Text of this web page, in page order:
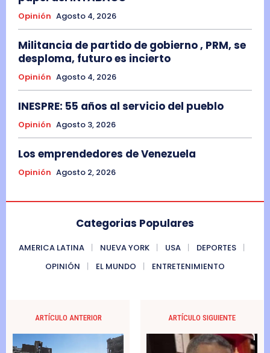
Opinión Agosto 4, 2026
Militancia de partido de gobierno , PRM, se
desploma, futuro es incierto
Opinión Agosto 4, 2026
INESPRE: 55 años al servicio del pueblo
Opinión Agosto 3, 2026
Los emprendedores de Venezuela
Opinión Agosto 2, 2026
Categorias Populares
AMERICA LATINA NUEVA YORK USA
DEPORTES
OPINIÓN
EL MUNDO ENTRETENIMIENTO
ARTÍCULO ANTERIOR ARTÍCULO SIGUIENTE